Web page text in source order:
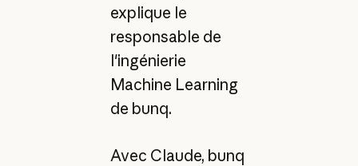
explique le
responsable de
l'ingénierie
Machine Learning
de bunq.
Avec Claude, bunq